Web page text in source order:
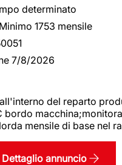
determinato
Minimo 1753 mensile
7/8/2026
del reparto
bordo
mensile di base nel
Dettaglio annuncio